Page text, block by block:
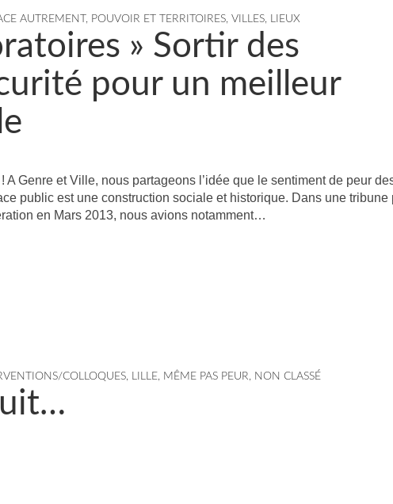
AUTREMENT , POUVOIR ET TERRITOIRES, VILLES, LIEUX
» Sortir des
pour un meilleur
A Genre et Ville, nous partageons l’idée que le sentiment de peur
public est une construction sociale et historique. Dans une tribune
en Mars 2013, nous avions notamment…
COLLOQUES, LILLE, MÊME PAS PEUR, NON CLASSÉ